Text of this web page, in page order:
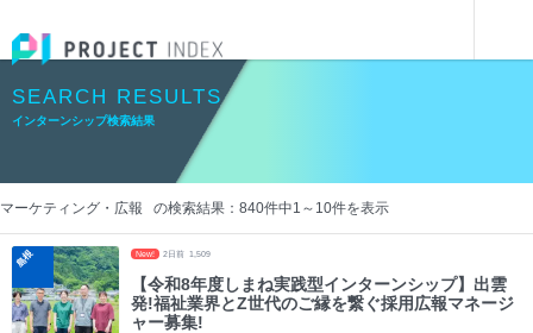
SEARCH RESULTS
インターンシップ検索結果
マーケティング・広報 の検索結果： 840件中1 ～ 10件を表示
島根 New! 2 日前 1,509
【令和8年度しまね実践型インターンシップ】出雲
発!福祉業界とZ世代のご縁を繋ぐ採用広報マネージ
ャー募集!